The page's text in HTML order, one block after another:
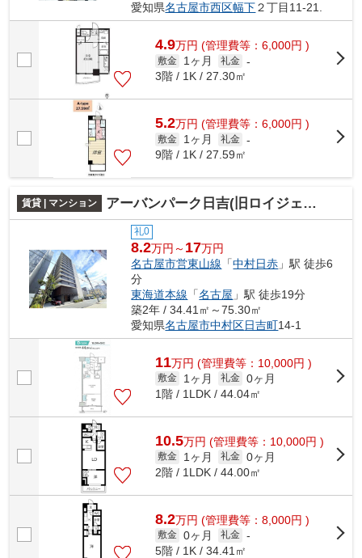
愛知県名古屋市西区幅下２丁目11-21.
4.9万円 (管理費等：6,000円 )
敷金 1ヶ月 礼金 -
3階 / 1K / 27.30㎡
5.2万円 (管理費等：6,000円 )
敷金 1ヶ月 礼金 -
9階 / 1K / 27.59㎡
賃貸 | マンション アーバンパーク日吉(旧ロイジェント日吉Ⅱ)
礼0
8.2万円～ 17万円
名古屋市営東山線 「中村日赤 」駅 徒歩6
分
東海道本線 「名古屋 」駅 徒歩19分
築2年 / 34.41㎡～75.30㎡
愛知県名古屋市中村区日吉町14-1
11万円 (管理費等：10,000円 )
敷金 1ヶ月 礼金 0ヶ月
1階 / 1LDK / 44.04㎡
10.5万円 (管理費等：10,000円 )
敷金 1ヶ月 礼金 0ヶ月
2階 / 1LDK / 44.00㎡
8.2万円 (管理費等：8,000円 )
敷金 0ヶ月 礼金 -
5階 / 1K / 34.41㎡